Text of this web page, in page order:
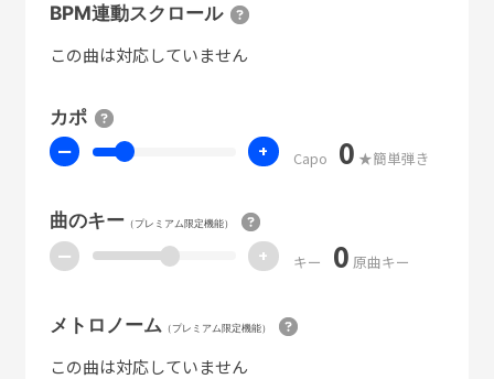
BPM連動スクロール
この曲は対応していません
カポ
ー + Capo 0 ★簡単弾き
曲のキー（プレミアム限定機能）
ー + キー 0 原曲キー
メトロノーム （プレミアム限定機能）
この曲は対応していません